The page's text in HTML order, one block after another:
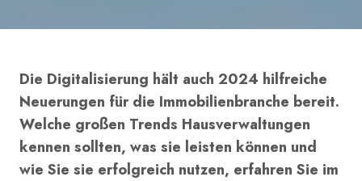
Die Digitalisierung hält auch 2024 hilfreiche
Neuerungen für die Immobilienbranche bereit.
Welche großen Trends Hausverwaltungen
kennen sollten, was sie leisten können und
wie Sie sie erfolgreich nutzen, erfahren Sie im